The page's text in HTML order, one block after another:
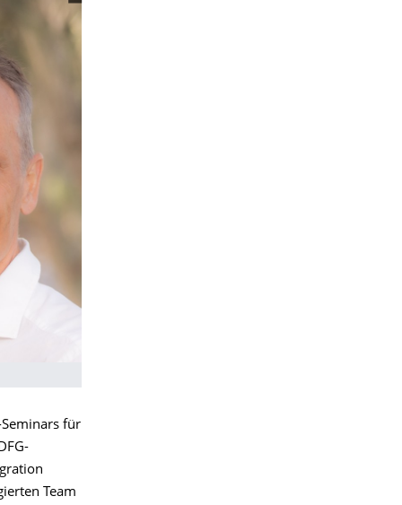
für
Team